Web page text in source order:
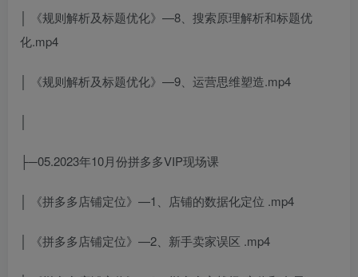
│ 《规则解析及标题优化》—8、搜索原理解析和标题优
化.mp4
│ 《规则解析及标题优化》—9、运营思维塑造.mp4
├─05.2023年10月份拼多多VIP现场课
│ 《拼多多店铺定位》—1、店铺的数据化定位 .mp4
│ 《拼多多店铺定位》—2、新手卖家误区 .mp4